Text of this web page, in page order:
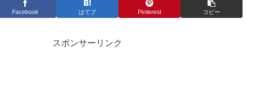
Facebook はてブ Pinterest コピー
スポンサーリンク